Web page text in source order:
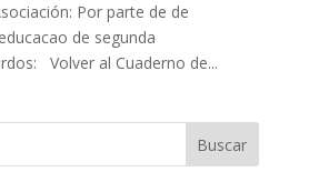
Por parte de de
de segunda
Volver al Cuaderno de...
Buscar